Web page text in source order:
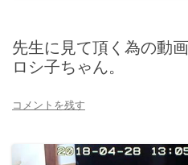
先生に見て頂く為の動
ロシ子ちゃん。
コメントを残す